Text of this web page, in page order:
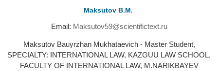
Maksutov В.M.
Email: Maksutov59@scientifictext.ru
Maksutov Bauyrzhan Mukhataevich - Master Student,
SPECIALTY: INTERNATIONAL LAW, KAZGUU LAW SCHOOL,
FACULTY OF INTERNATIONAL LAW, M.NARIKBAYEV